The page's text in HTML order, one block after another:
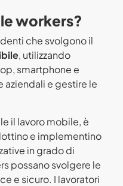
workers?
che svolgono il
, utilizzando
smartphone e
aziendali e gestire le
il lavoro mobile, è
e implementino
in grado di
possano svolgere le
e sicuro. I lavoratori